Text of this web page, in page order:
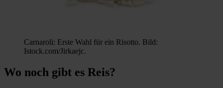
Carnaroli: Erste Wahl für ein Risotto. Bild:
Istock.com/Jirkaejc.
Wo noch gibt es Reis?